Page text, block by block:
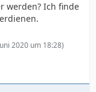
werden? Ich finde
2020 um 18:28)